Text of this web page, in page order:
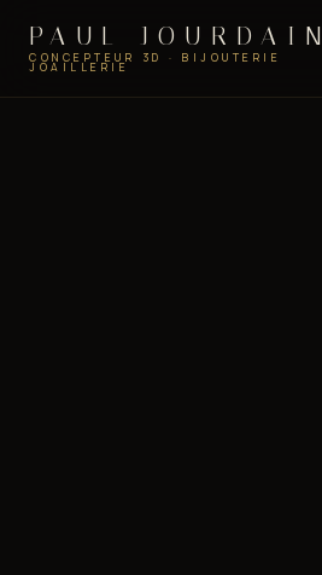
PAUL JOURDAIN
CONCEPTEUR 3D · BIJOUTERIE
JOAILLERIE